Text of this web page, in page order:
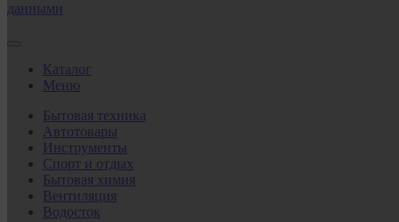
данными
Каталог
Меню
Бытовая техника
Автотовары
Инструменты
Спорт и отдых
Бытовая химия
Вентиляция
Водосток